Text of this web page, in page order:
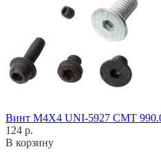
Винт M4X4 UNI-5927 CMT
124 р.
В корзину